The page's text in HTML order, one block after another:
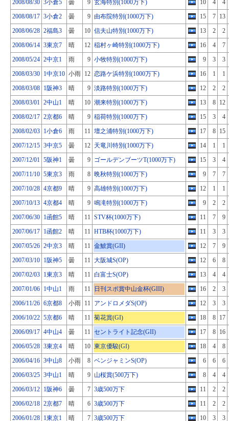
2008/08/30 3小倉5 曇 9 玄海特別(1000万下) 10 4
4
2008/08/17 3小倉2 曇 9 由布院特別(1000万下) 15 7 13
2008/06/28 2福島3 曇 10 信夫山特別(1000万下) 13 2
2
2008/06/14 3東京7 晴 12 稲村ヶ崎特別(1000万下) 16 4
7
2008/05/24 2中京1 雨 9 小牧特別(1000万下) 9 3
3
2008/03/30 1中京10 小雨 12 恋路ケ浜特別(1000万下) 16 1
1
2008/03/08 1阪神3 晴 9 淡路特別(1000万下) 12 2
2
2008/03/01 2中山1 晴 10 潮来特別(1000万下) 13 8 12
2008/02/17 2京都6 晴 9 稲荷特別(1000万下) 15 3
4
2008/02/03 1小倉6 雨 11 壇之浦特別(1000万下) 17 8 15
2007/12/15 3中京5 曇 12 天竜川特別(1000万下) 14 1
1
2007/12/01 5阪神1 曇 9 ゴールデンブーツT(1000万下) 15 3
4
2007/11/10 5東京3 雨 8 晩秋特別(1000万下) 9 7
7
2007/10/28 4京都9 晴 9 高雄特別(1000万下) 12 1
1
2007/10/13 4京都4 晴 9 鳴滝特別(1000万下) 9 2
2
2007/06/30 1函館5 晴 11 STV杯(1000万下) 11 7
9
2007/06/17 1函館2 晴 11 HTB杯(1000万下) 11 3
3
2007/05/26 2中京3 晴 11 金鯱賞(GII) 12 7
9
2007/03/10 1阪神5 曇 11 大阪城S(OP) 12 6
8
2007/02/03 1東京3 晴 11 白富士S(OP) 13 4
4
2007/01/06 1中山1 雨 11 日刊スポ賞中山金杯(GIII) 16 2
3
2006/11/26 6京都8 小雨 11 アンドロメダS(OP) 12 3
3
2006/10/22 5京都6 晴 11 菊花賞(GI) 18 8 17
2006/09/17 4中山4 曇 11 セントライト記念(GII) 17 8 16
2006/05/28 3東京4 晴 10 東京優駿(GI) 18 4
8
2006/04/16 3中山8 小雨 8 ベンジャミンS(OP) 6 6
6
2006/03/25 3中山1 晴 9 山桜賞(500万下) 8 4
4
2006/03/12 1阪神6 曇 7 3歳500万下 11 2
2
2006/02/18 2京都7 晴 6 3歳500万下 11 2
2
2006/01/28 1東京1 晴 7 3歳500万下 10 3 3